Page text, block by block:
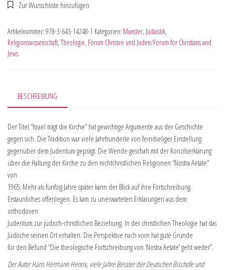
Artikelnummer: 978-3-643-14248-1 Kategorien: Münster, Judaistik,
Religionswissenschaft, Theologie, Forum Christen und Juden/Forum for Christians and
Jews
BESCHREIBUNG
Der Titel “Israel trägt die Kirche” hat gewichtige Argumente aus der Geschichte
gegen sich. Die Tradition war viele Jahrhunderte von feindseliger Einstellung
gegenüber dem Judentum geprägt. Die Wende geschah mit der Konzilserklärung
über die Haltung der Kirche zu den nichtchristlichen Religionen “Nostra Aetate”
von
1965. Mehr als fünfzig Jahre später kann der Blick auf ihre Fortschreibung
Erstaunliches offenlegen. Es kam zu unerwarteten Erklärungen aus dem
orthodoxen
Judentum zur jüdisch-christlichen Beziehung. In der christlichen Theologie hat das
Jüdische seinen Ort erhalten. Die Perspektive nach vorn hat gute Gründe
für den Befund “Die theologische Fortschreibung von ‘Nostra Aetate’ geht weiter”.
Der Autor Hans Hermann Henrix, viele Jahre Berater der Deutschen Bischöfe und